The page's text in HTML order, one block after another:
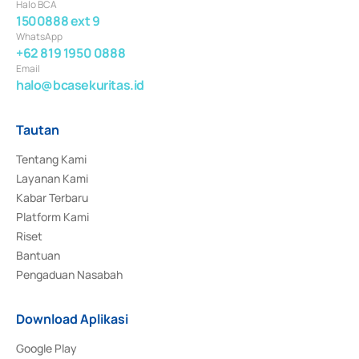
Halo BCA
1500888 ext 9
WhatsApp
+62 819 1950 0888
Email
halo@bcasekuritas.id
Tautan
Tentang Kami
Layanan Kami
Kabar Terbaru
Platform Kami
Riset
Bantuan
Pengaduan Nasabah
Download Aplikasi
Google Play